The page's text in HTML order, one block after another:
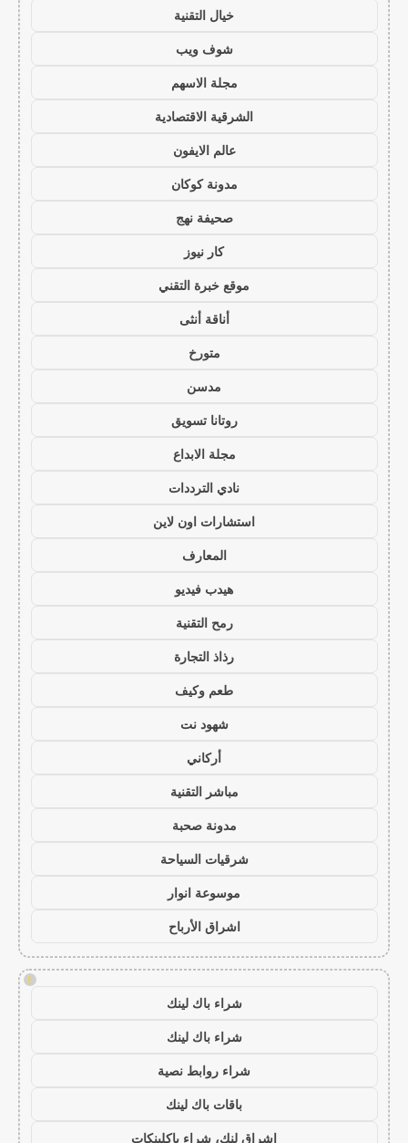
خيال التقنية
شوف ويب
مجلة الاسهم
الشرقية الاقتصادية
عالم الايفون
مدونة كوكان
صحيفة نهج
كار نيوز
موقع خبرة التقني
أناقة أنثى
متورخ
مدسن
روتانا تسويق
مجلة الابداع
نادي الترددات
استشارات اون لاين
المعارف
هيدب فيديو
رمح التقنية
رذاذ التجارة
طعم وكيف
شهود نت
أركاني
مباشر التقنية
مدونة صحبة
شرقيات السياحة
موسوعة انوار
اشراق الأرباح
!
شراء باك لينك
شراء باك لينك
شراء روابط نصية
باقات باك لينك
اشراق لنك، شراء باكلينكات